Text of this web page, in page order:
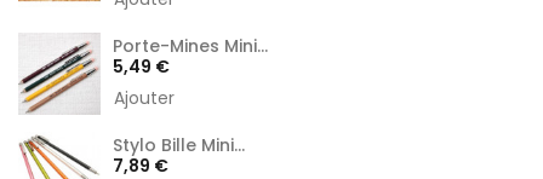
Porte-Mines Mini...
Prix
5,49 €
Ajouter
Stylo Bille Mini...
Prix
7,89 €